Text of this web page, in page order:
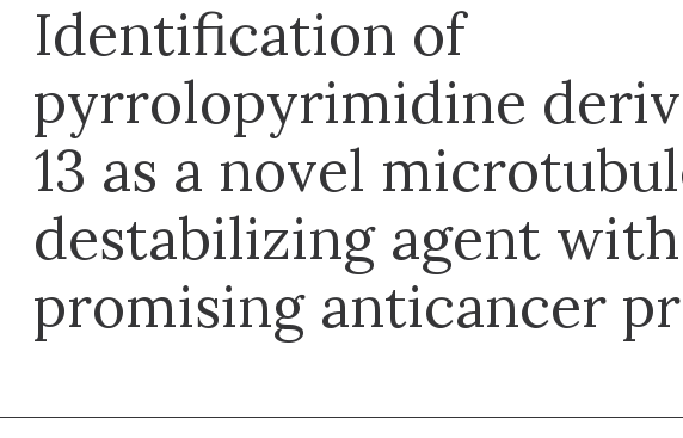
Identification of
pyrrolopyrimidine
13 as a novel
destabilizing agent with
promising anticancer